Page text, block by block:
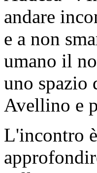
andare
e a non
umano il
uno spazio
Avellino e
L'incontro